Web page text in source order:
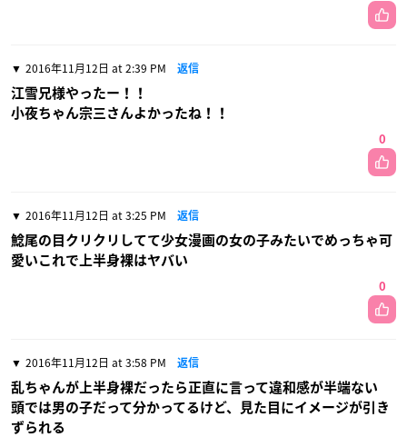
2016年11月12日 at 2:39 PM 返信
江雪兄様やったー！！
小夜ちゃん宗三さんよかったね！！
0
2016年11月12日 at 3:25 PM 返信
鯰尾の目クリクリしてて少女漫画の女の子みたいでめっちゃ可
愛いこれで上半身裸はヤバい
0
2016年11月12日 at 3:58 PM 返信
乱ちゃんが上半身裸だったら正直に言って違和感が半端ない
頭では男の子だって分かってるけど、見た目にイメージが引き
ずられる